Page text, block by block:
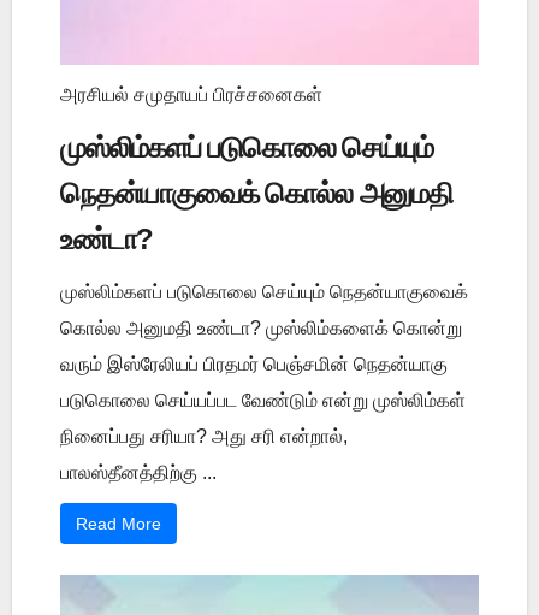
அரசியல் சமுதாயப் பிரச்சனைகள்
முஸ்லிம்களப் படுகொலை செய்யும்
நெதன்யாகுவைக் கொல்ல அனுமதி
உண்டா?
முஸ்லிம்களப் படுகொலை செய்யும் நெதன்யாகுவைக்
கொல்ல அனுமதி உண்டா? முஸ்லிம்களைக் கொன்று
வரும் இஸ்ரேலியப் பிரதமர் பெஞ்சமின் நெதன்யாகு
படுகொலை செய்யப்பட வேண்டும் என்று முஸ்லிம்கள்
நினைப்பது சரியா? அது சரி என்றால்,
பாலஸ்தீனத்திற்கு ...
Read More